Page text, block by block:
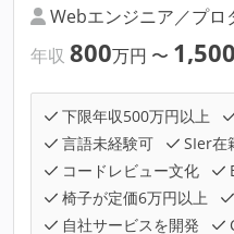
Webエンジニア／プロ
年収 800万円 〜 1,500
下限年収500万円以上
言語未経験可
SIer在
コードレビュー文化
椅子が定価6万円以上
自社サービスを開発